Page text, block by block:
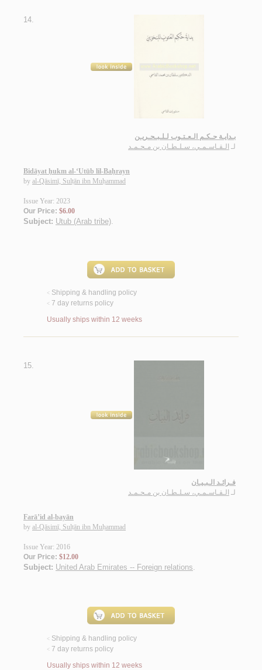
14.
بـدايـة حـكـم الـعـتـوب لـلـبـحـريـن
لـ الـقـاسـمـي، سـلـطـان بن مـحـمـد
Bidāyat ḥukm al-‘Utūb lil-Baḥrayn
by al-Qāsimī, Sulṭān ibn Muḥammad
Issue Year: 2023
Our Price: $6.00
Subject: Utub (Arab tribe).
< Shipping & handling policy
< 7 day returns policy
Usually ships within 12 weeks
15.
فـرائـد الـبـيـان
لـ الـقـاسـمـي، سـلـطـان بن مـحـمـد
Farā’id al-bayān
by al-Qāsimī, Sulṭān ibn Muḥammad
Issue Year: 2016
Our Price: $12.00
Subject: United Arab Emirates -- Foreign relations.
< Shipping & handling policy
< 7 day returns policy
Usually ships within 12 weeks